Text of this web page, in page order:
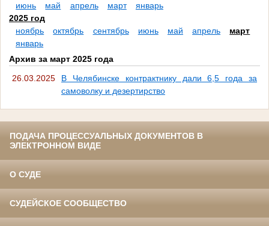
июнь
май апрель март
январь
2025 год
ноябрь
октябрь сентябрь июнь май апрель
март
январь
Архив за март 2025 года
26.03.2025
В Челябинске контрактнику дали 6,5 года за
самоволку и дезертирство
ПОДАЧА ПРОЦЕССУАЛЬНЫХ ДОКУМЕНТОВ В
ЭЛЕКТРОННОМ ВИДЕ
О СУДЕ
СУДЕЙСКОЕ СООБЩЕСТВО